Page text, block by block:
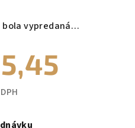
bola vypredaná…